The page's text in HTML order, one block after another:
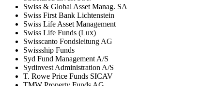
Swiss & Global Asset Manag. SA
Swiss First Bank Lichtenstein
Swiss Life Asset Management
Swiss Life Funds (Lux)
Swisscanto Fondsleitung AG
Swissship Funds
Syd Fund Management A/S
Sydinvest Administration A/S
T. Rowe Price Funds SICAV